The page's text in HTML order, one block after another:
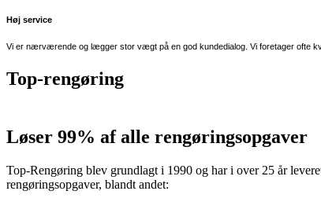
Høj service
Vi er nærværende og lægger stor vægt på en god kundedialog. Vi foretager ofte
Top-rengøring
Løser 99% af alle rengøringsopgaver
Top-Rengøring blev grundlagt i 1990 og har i over 25 år
rengøringsopgaver, blandt andet: